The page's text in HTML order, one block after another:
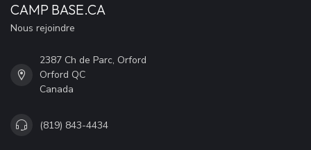
CAMP BASE.CA
Nous rejoindre
2387 Ch de Parc, Orford
Orford QC
Canada
(819) 843-4434